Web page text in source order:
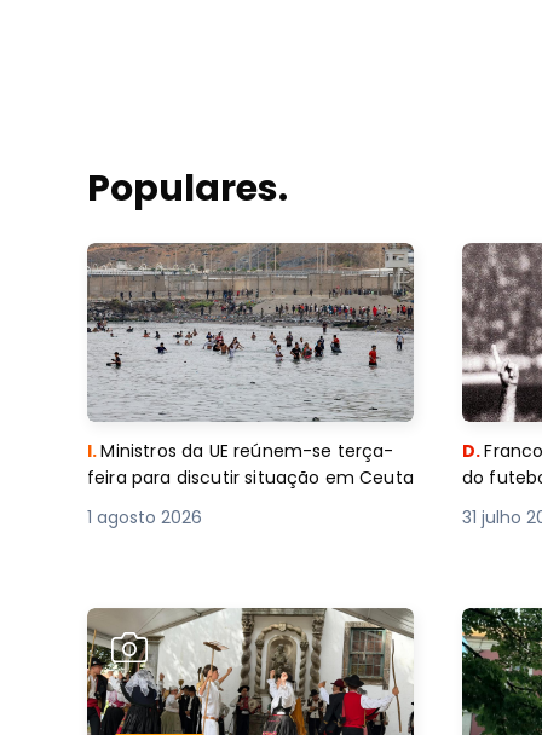
Populares.
I.Ministros da UE reúnem-se terça-
feira para discutir situação em Ceuta
1 agosto 2026
D.
do
31 julho